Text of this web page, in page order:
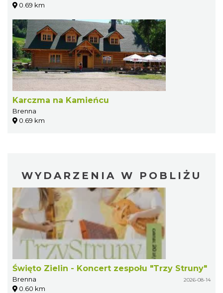
0.69 km
Karczma na Kamieńcu
Brenna
0.69 km
WYDARZENIA W POBLIŻU
Święto Zielin - Koncert zespołu "Trzy Struny"
Brenna 2026-08-14
0.60 km